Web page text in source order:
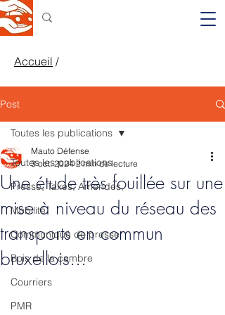
Accueil /
Post
Toutes les publications
Presse, Taxes, Amendes,
Mobilité
Communiqué de presse
Bois de la cambre
Courriers
PMR
Toutes les publications
Une étude très fouillée sur une
mise à niveau du réseau des
transports en commun
bruxellois...
Mauto Défense
3 oct. 2024 2 min de lecture